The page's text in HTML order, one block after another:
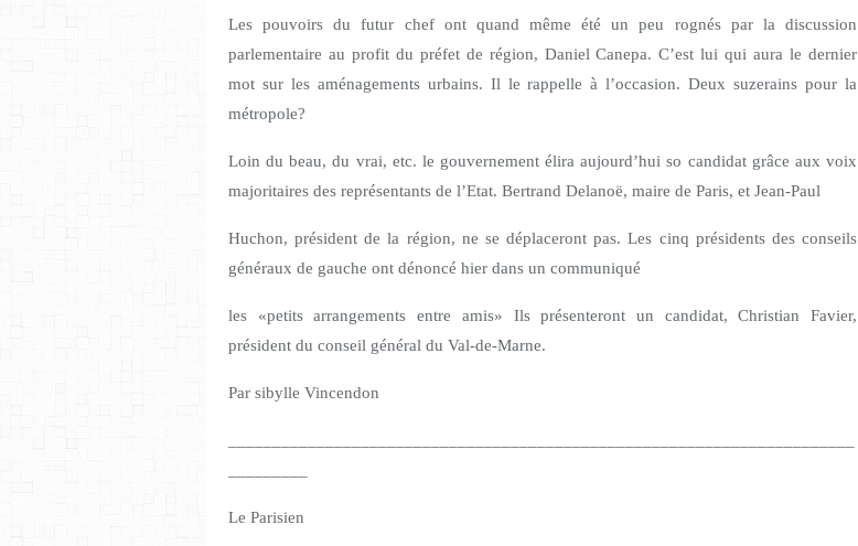
Les pouvoirs du futur chef ont quand même été un peu rognés par la discussion
parlementaire au profit du préfet de région, Daniel Canepa. C’est lui qui aura le dernier
mot sur les aménagements urbains. Il le rappelle à l’occasion. Deux suzerains pour la
métropole?
Loin du beau, du vrai, etc. le gouvernement élira aujourd’hui so candidat grâce aux voix
majoritaires des représentants de l’Etat. Bertrand Delanoë, maire de Paris, et Jean-Paul
Huchon, président de la région, ne se déplaceront pas. Les cinq présidents des conseils
généraux de gauche ont dénoncé hier dans un communiqué
les «petits arrangements entre amis» Ils présenteront un candidat, Christian Favier,
président du conseil général du Val-de-Marne.
Par sibylle Vincendon
Le Parisien